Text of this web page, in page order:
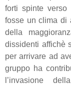
forti spinte verso
fosse un clima di
della
dissidenti affichè
per arrivare ad
gruppo ha
l’invasione